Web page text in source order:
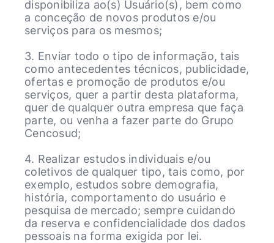
disponibiliza ao(s) Usuário(s), bem como
a conceção de novos produtos e/ou
serviços para os mesmos;
3. Enviar todo o tipo de informação, tais
como antecedentes técnicos, publicidade,
ofertas e promoção de produtos e/ou
serviços, quer a partir desta plataforma,
quer de qualquer outra empresa que faça
parte, ou venha a fazer parte do Grupo
Cencosud;
4. Realizar estudos individuais e/ou
coletivos de qualquer tipo, tais como, por
exemplo, estudos sobre demografia,
história, comportamento do usuário e
pesquisa de mercado; sempre cuidando
da reserva e confidencialidade dos dados
pessoais na forma exigida por lei.